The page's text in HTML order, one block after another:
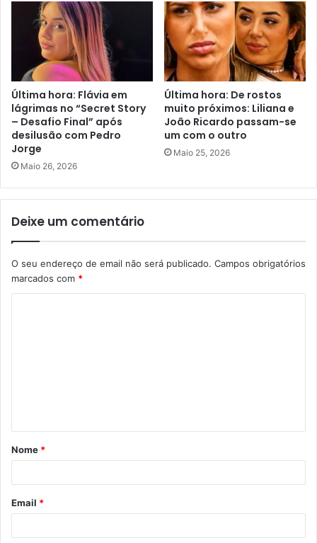
Última hora: Flávia em
lágrimas no “Secret Story
– Desafio Final” após
desilusão com Pedro
Jorge
Maio 26, 2026
Última hora: De rostos
muito próximos: Liliana e
João Ricardo passam-se
um com o outro
Maio 25, 2026
Deixe um comentário
O seu endereço de email não será publicado. Campos obrigatórios
marcados com *
á
r
*
Nome *
Email *